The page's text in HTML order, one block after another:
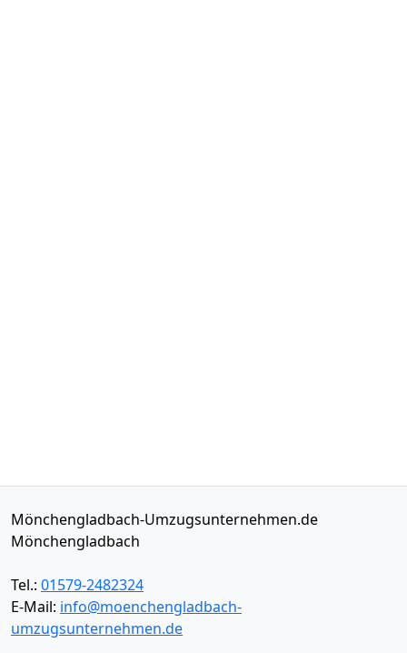
Mönchengladbach-Umzugsunternehmen.de
Mönchengladbach
Tel.: 01579-2482324
E-Mail: info@moenchengladbach-
umzugsunternehmen.de